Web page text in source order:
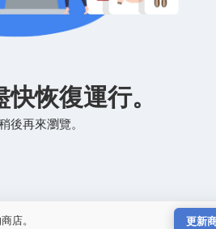
恢復運行。
後再來瀏覽。
店。 更新